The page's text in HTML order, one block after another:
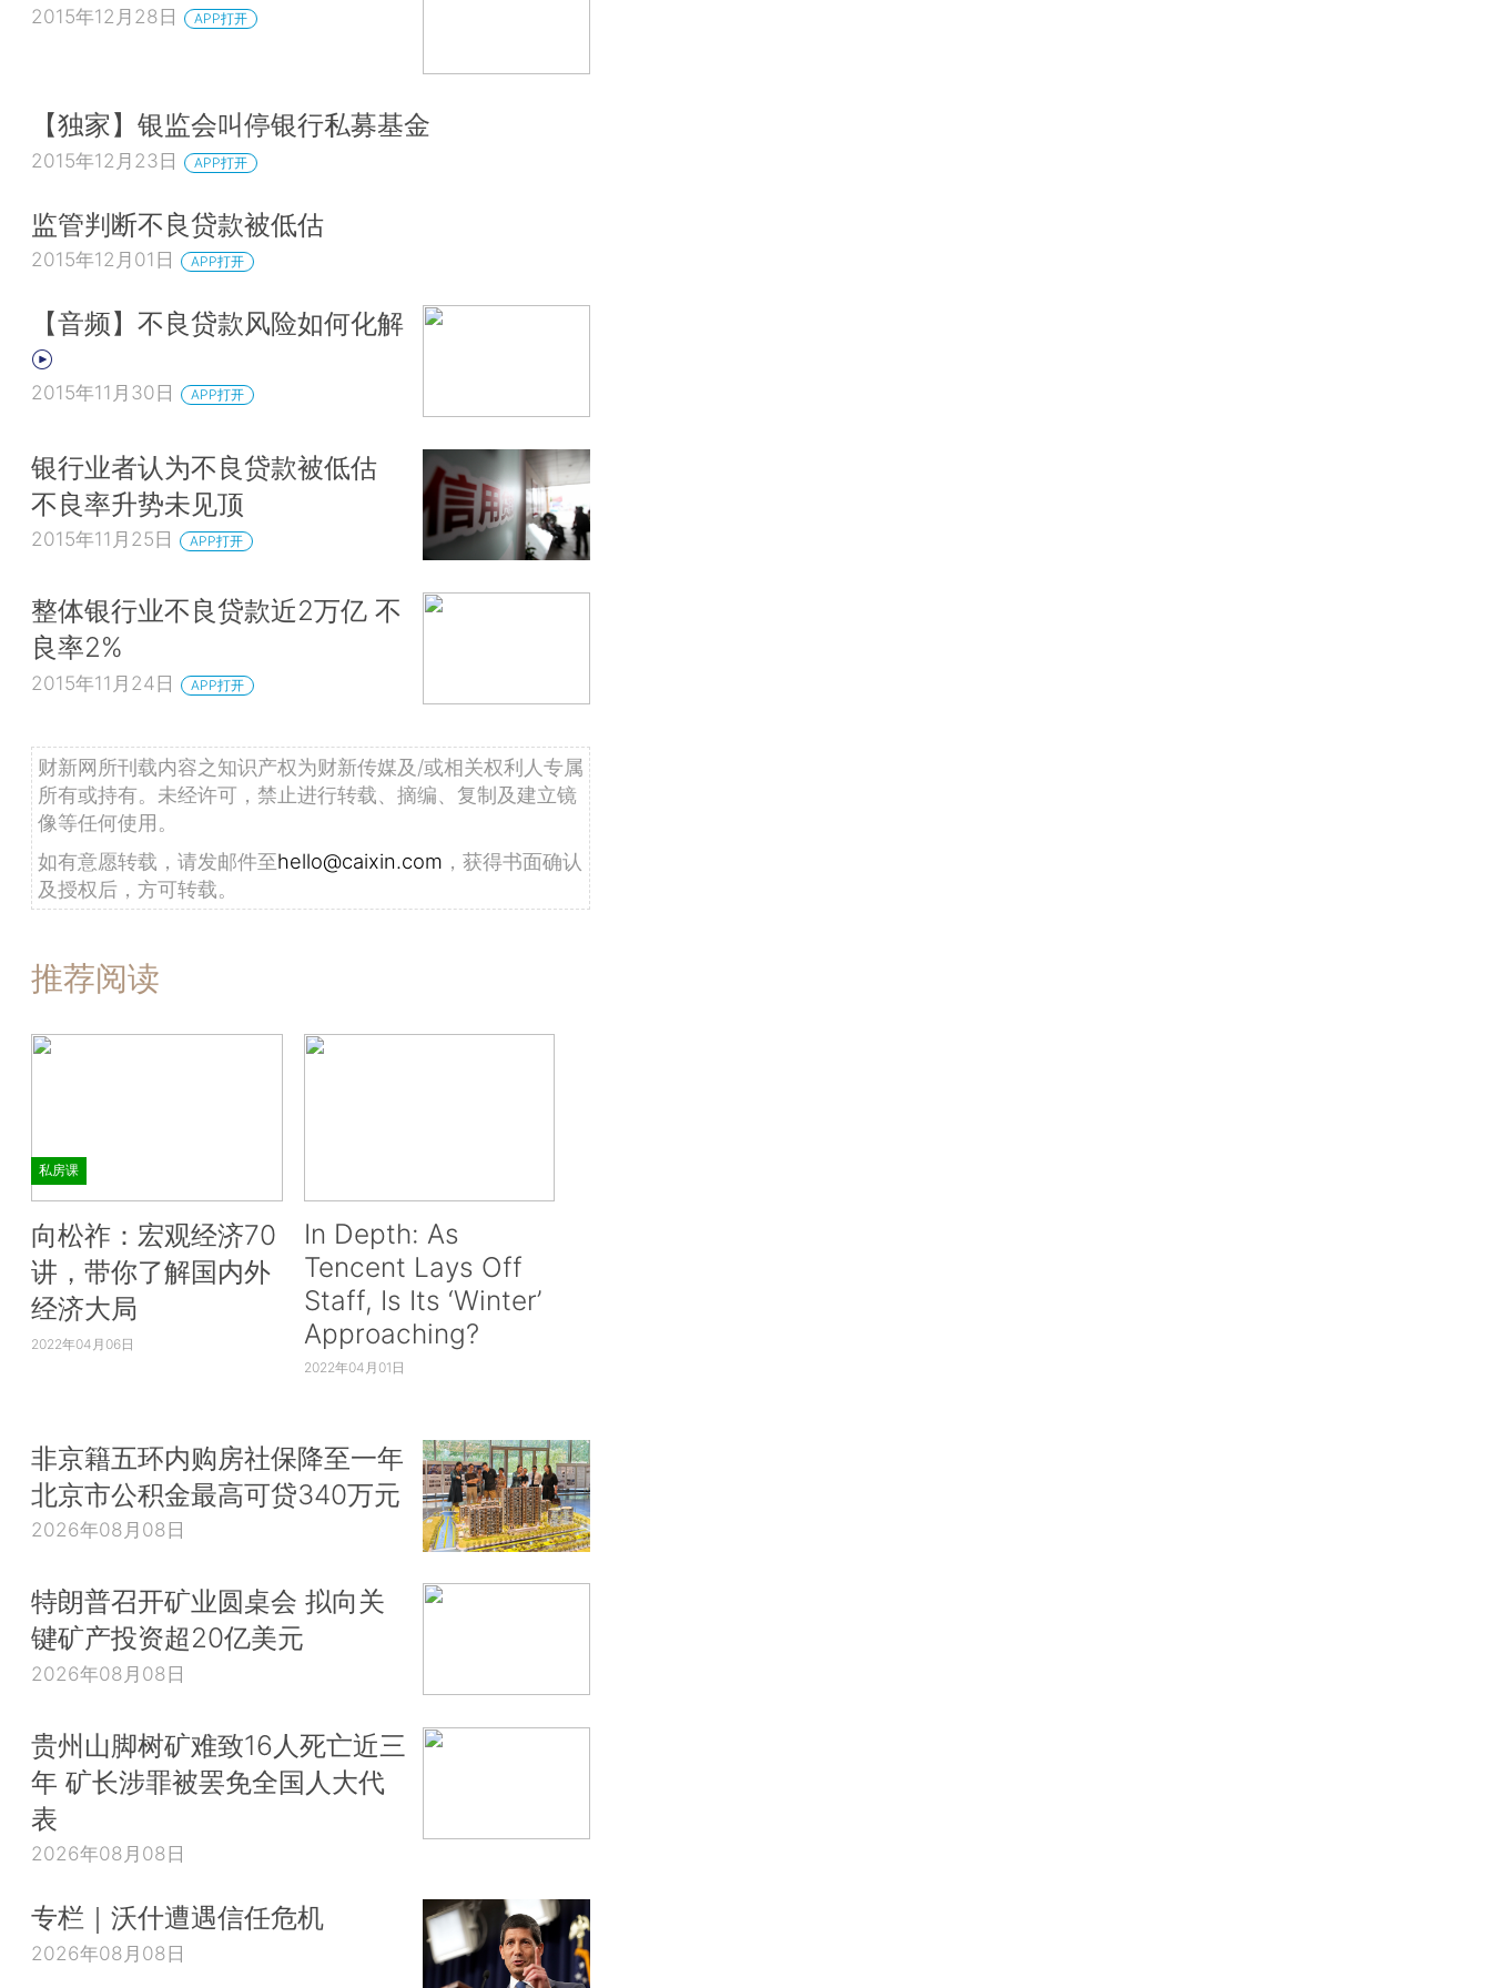
2015年12月28日 APP打开
【独家】银监会叫停银行私募基金
2015年12月23日 APP打开
监管判断不良贷款被低估
2015年12月01日 APP打开
【音频】不良贷款风险如何化解
2015年11月30日 APP打开
银行业者认为不良贷款被低估
不良率升势未见顶
2015年11月25日 APP打开
整体银行业不良贷款近2万亿 不
良率2%
2015年11月24日 APP打开
财新网所刊载内容之知识产权为财新传媒及/或相关权利人专属
所有或持有。未经许可，禁止进行转载、摘编、复制及建立镜
像等任何使用。
如有意愿转载，请发邮件至hello@caixin.com ，获得书面确认
及授权后，方可转载。
推荐阅读
私房课
向松祚：宏观经济70
讲，带你了解国内外
经济大局
2022年04月06日
In Depth: As
Tencent Lays Off
Staff, Is Its ‘Winter’
Approaching?
2022年04月01日
非京籍五环内购房社保降至一年
北京市公积金最高可贷340万元
2026年08月08日
特朗普召开矿业圆桌会 拟向关
键矿产投资超20亿美元
2026年08月08日
贵州山脚树矿难致16人死亡近三
年 矿长涉罪被罢免全国人大代
表
2026年08月08日
专栏｜沃什遭遇信任危机
2026年08月08日